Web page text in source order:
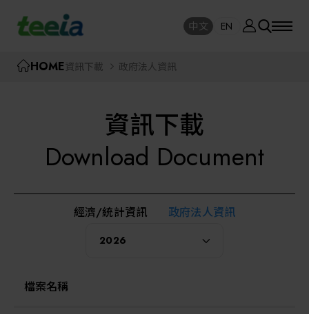
TEEIA
中文 EN
HOME資訊下載 政府法人資訊
資訊下載
Download Document
經濟/統計資訊 政府法人資訊
2026
檔案名稱
中文 EN
活動訊息
課程研討
線上課程專區
展覽資訊
廠商資訊
半導體設備
AI人工智慧與智慧製造與自動化系統
關鍵模組/設備零組件材料加工與服務